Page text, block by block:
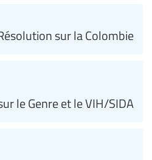
sur la Colombie
le Genre et le VIH/SIDA